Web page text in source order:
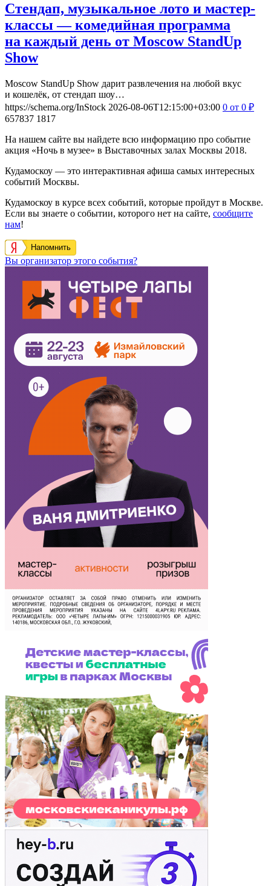
Стендап, музыкальное лото и мастер-
классы — комедийная программа
на каждый день от Moscow StandUp
Show
Moscow StandUp Show дарит развлечения на любой вкус
и кошелёк, от стендап шоу…
https://schema.org/InStock 2026-08-06T12:15:00+03:00 0 от 0 ₽
657837 1817
На нашем сайте вы найдете всю информацию про событие
акция «Ночь в музее» в Выставочных залах Москвы 2018.
Кудамоскоу — это интерактивная афиша самых интересных
событий Москвы.
Кудамоскоу в курсе всех событий, которые пройдут в Москве.
Если вы знаете о событии, которого нет на сайте, сообщите
нам!
Напомнить
Вы организатор этого события?